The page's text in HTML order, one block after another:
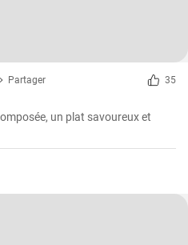
Partager 35
un plat savoureux et